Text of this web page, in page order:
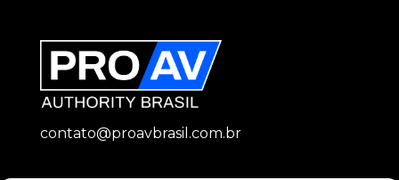
contato@proavbrasil.com.br